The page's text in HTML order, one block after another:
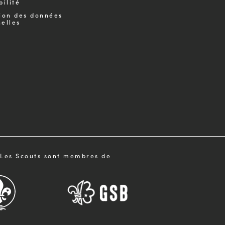
des données
Les Scouts sont membres de